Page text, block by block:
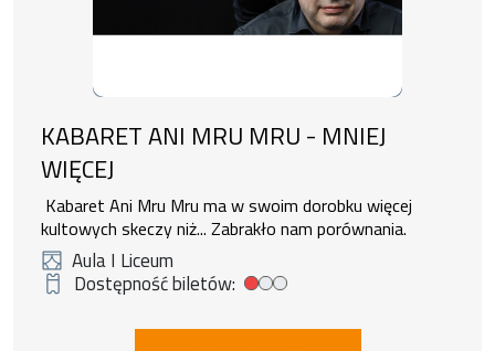
KABARET ANI MRU MRU - MNIEJ
WIĘCEJ
Kabaret Ani Mru Mru ma w swoim dorobku więcej
kultowych skeczy niż... Zabrakło nam porównania.
Aula I Liceum
Dostępność biletów:
Low tickets availability